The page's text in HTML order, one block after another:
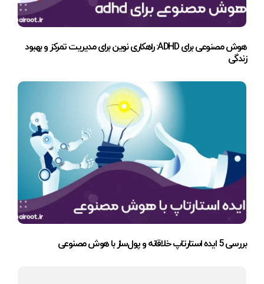
هوش مصنوعی برای ADHD: راهکاری نوین برای مدیریت تمرکز و بهبود
زندگی
بررسی 5 ایده استارتاپ خلاقانه و پول‌ساز با هوش مصنوعی